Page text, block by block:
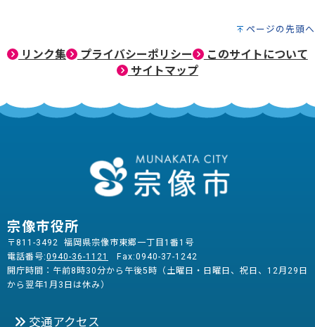
ページの先頭へ
リンク集 プライバシーポリシー
このサイトについて
サイトマップ
宗像市役所
〒811-3492 福岡県宗像市東郷一丁目1番1号
電話番号:0940-36-1121
Fax:0940-37-1242
開庁時間：午前8時30分から午後5時（土曜日・日曜日、祝日、12月29日
から翌年1月3日は休み）
交通アクセス